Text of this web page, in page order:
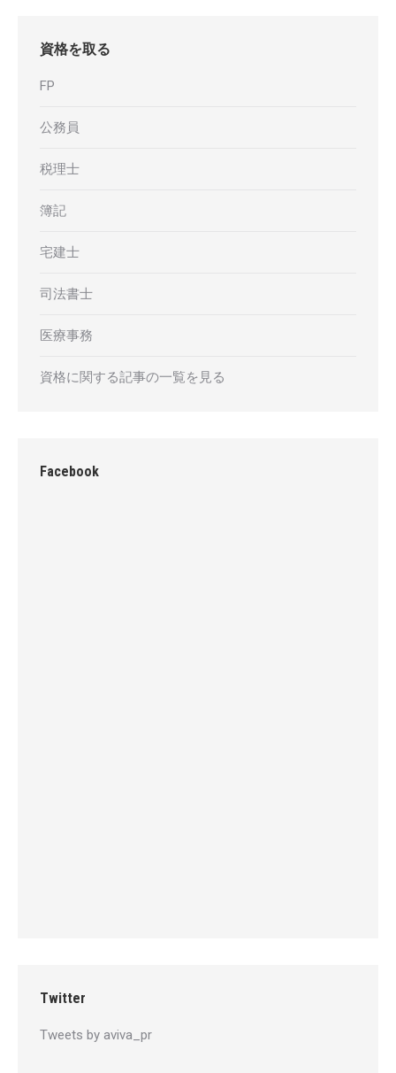
資格を取る
FP
公務員
税理士
簿記
宅建士
司法書士
医療事務
資格に関する記事の一覧を見る
Facebook
Twitter
Tweets by aviva_pr